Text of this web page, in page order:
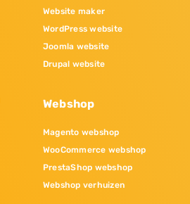
Website maker
WordPress website
Joomla website
Drupal website
Webshop
Magento webshop
WooCommerce webshop
PrestaShop webshop
Webshop verhuizen